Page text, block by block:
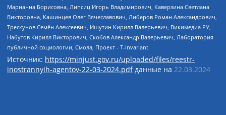
Источник: https://minjust.gov.ru/uploaded/files/reestr-
inostrannyih-agentov-22-03-2024.pdfданные на 22.03.2024